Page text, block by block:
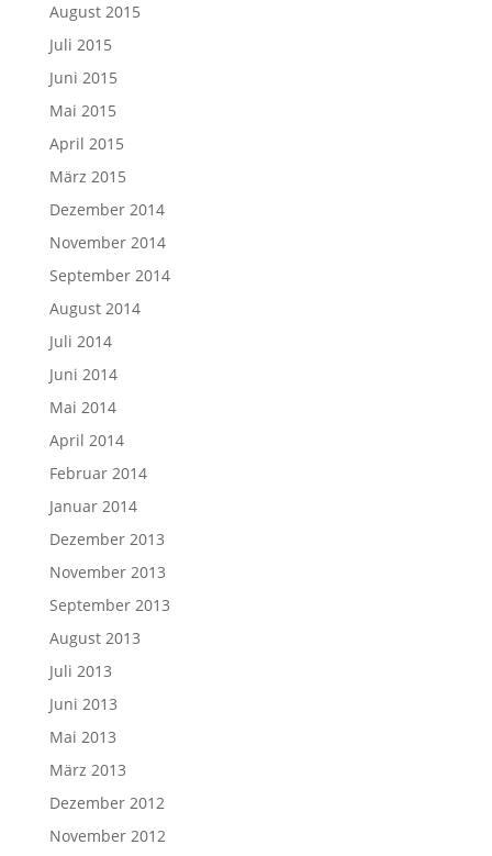
August 2015
Juli 2015
Juni 2015
Mai 2015
April 2015
März 2015
Dezember 2014
November 2014
September 2014
August 2014
Juli 2014
Juni 2014
Mai 2014
April 2014
Februar 2014
Januar 2014
Dezember 2013
November 2013
September 2013
August 2013
Juli 2013
Juni 2013
Mai 2013
März 2013
Dezember 2012
November 2012